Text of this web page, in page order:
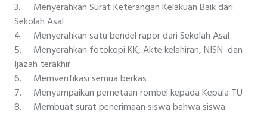
3.
Menyerahkan Surat Keterangan Kelakuan Baik dari
Sekolah Asal
4.
Menyerahkan satu bendel rapor dari Sekolah Asal
5.
Menyerahkan fotokopi KK, Akte kelahiran, NISN dan
Ijazah terakhir
6.
Memverifikasi semua berkas
7.
Menyampaikan pemetaan rombel kepada Kepala TU
8.
Membuat surat penerimaan siswa bahwa siswa